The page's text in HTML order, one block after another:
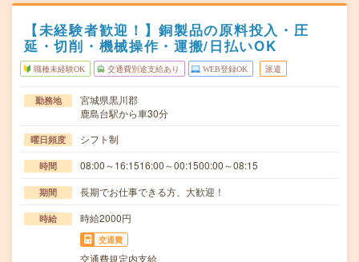
【未経験者歓迎！】銅製品の原料投入・圧
延・切削・機械操作・運搬/日払いOK
職種未経験OK 交通費別途支給あり WEB登録OK 派遣
勤務地
宮城県黒川郡
鹿島台駅から車30分
曜日頻度 シフト制
時間 08:00～16:1516:00～00:1500:00～08:15
期間 長期でお仕事できる方、大歓迎！
時給 時給2000円
交通費
交通費規定内支給